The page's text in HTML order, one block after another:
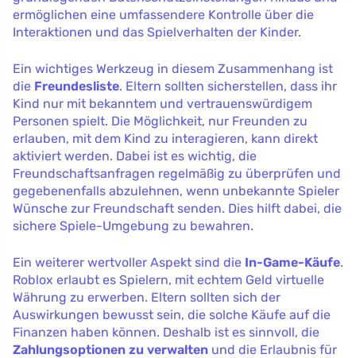
ermöglichen eine umfassendere Kontrolle über die
Interaktionen und das Spielverhalten der Kinder.
Ein wichtiges Werkzeug in diesem Zusammenhang ist
die Freundesliste. Eltern sollten sicherstellen, dass ihr
Kind nur mit bekanntem und vertrauenswürdigem
Personen spielt. Die Möglichkeit, nur Freunden zu
erlauben, mit dem Kind zu interagieren, kann direkt
aktiviert werden. Dabei ist es wichtig, die
Freundschaftsanfragen regelmäßig zu überprüfen und
gegebenenfalls abzulehnen, wenn unbekannte Spieler
Wünsche zur Freundschaft senden. Dies hilft dabei, die
sichere Spiele-Umgebung zu bewahren.
Ein weiterer wertvoller Aspekt sind die In-Game-Käufe.
Roblox erlaubt es Spielern, mit echtem Geld virtuelle
Währung zu erwerben. Eltern sollten sich der
Auswirkungen bewusst sein, die solche Käufe auf die
Finanzen haben können. Deshalb ist es sinnvoll, die
Zahlungsoptionen zu verwalten und die Erlaubnis für